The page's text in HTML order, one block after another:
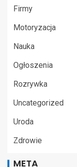
Firmy
Motoryzacja
Nauka
Ogłoszenia
Rozrywka
Uncategorized
Uroda
Zdrowie
META